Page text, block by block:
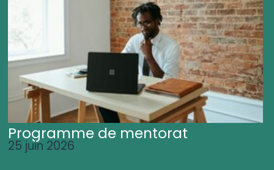
Programme de mentorat
25 juin 2026